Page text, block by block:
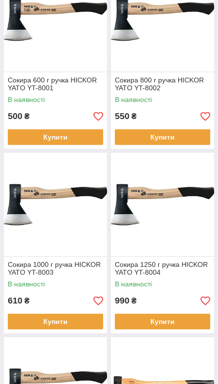
Сокира 600 г ручка HICKOR
YATO YT-8001
В наявності
500 ₴
Купити
Сокира 800 г ручка HICKOR
YATO YT-8002
В наявності
550 ₴
Купити
Сокира 1000 г ручка HICKOR
YATO YT-8003
В наявності
610 ₴
Купити
Сокира 1250 г ручка HICKOR
YATO YT-8004
В наявності
990 ₴
Купити